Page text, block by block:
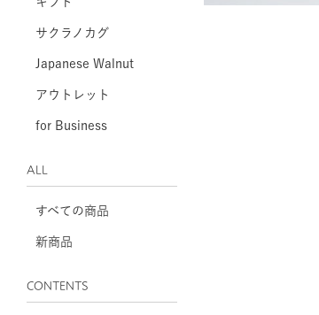
サクラノカグ
Japanese Walnut
アウトレット
for Business
ALL
すべての商品
新商品
CONTENTS